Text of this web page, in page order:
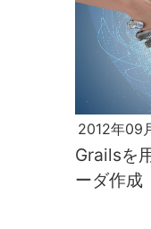
2012年09
Grailsを
ーダ作成